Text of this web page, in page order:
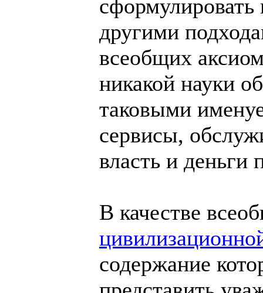
сформулировать
другими
всеобщих
никакой науки
таковыми
сервисы,
власть и
В качестве
содержание